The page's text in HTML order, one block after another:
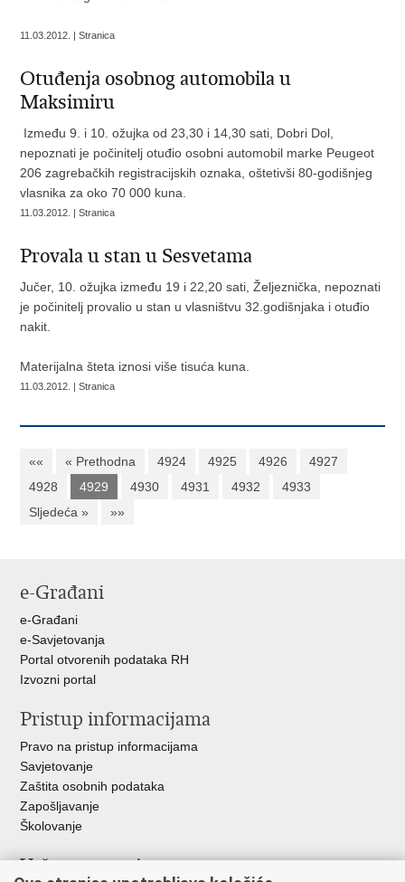
11.03.2012. | Stranica
Otuđenja osobnog automobila u
Maksimiru
Između 9. i 10. ožujka od 23,30 i 14,30 sati, Dobri Dol,
nepoznati je počinitelj otuđio osobni automobil marke Peugeot
206 zagrebačkih registracijskih oznaka, oštetivši 80-godišnjeg
vlasnika za oko 70 000 kuna.
11.03.2012. | Stranica
Provala u stan u Sesvetama
Jučer, 10. ožujka između 19 i 22,20 sati, Željeznička, nepoznati
je počinitelj provalio u stan u vlasništvu 32.godišnjaka i otuđio
nakit.
Materijalna šteta iznosi više tisuća kuna.
11.03.2012. | Stranica
«« « Prethodna 4924 4925 4926
4927
4928
4929 4930 4931 4932
4933
Sljedeća »
»»
e-Građani
e-Građani
e-Savjetovanja
Portal otvorenih podataka RH
Izvozni portal
Pristup informacijama
Pravo na pristup informacijama
Savjetovanje
Zaštita osobnih podataka
Zapošljavanje
Školovanje
Važne poveznice